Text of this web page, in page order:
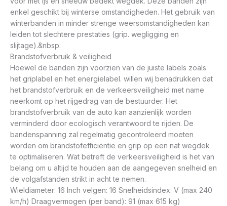
enkel geschikt bij winterse omstandigheden. Het gebruik van
winterbanden in minder strenge weersomstandigheden kan
leiden tot slechtere prestaties (grip. wegligging en
slijtage).&nbsp:
Brandstofverbruik & veiligheid
Hoewel de banden zijn voorzien van de juiste labels zoals
het griplabel en het energielabel. willen wij benadrukken dat
het brandstofverbruik en de verkeersveiligheid met name
neerkomt op het rijgedrag van de bestuurder. Het
brandstofverbruik van de auto kan aanzienlijk worden
verminderd door ecologisch verantwoord te rijden. De
bandenspanning zal regelmatig gecontroleerd moeten
worden om brandstofefficiëntie en grip op een nat wegdek
te optimaliseren. Wat betreft de verkeersveiligheid is het van
belang om u altijd te houden aan de aangegeven snelheid en
de volgafstanden strikt in acht te nemen.
Wieldiameter: 16 Inch velgen: 16 Snelheidsindex: V (max 240
km/h) Draagvermogen (per band): 91 (max 615 kg)